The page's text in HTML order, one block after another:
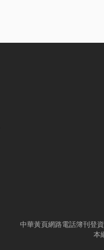
中華黃頁網路電話簿刊登
本